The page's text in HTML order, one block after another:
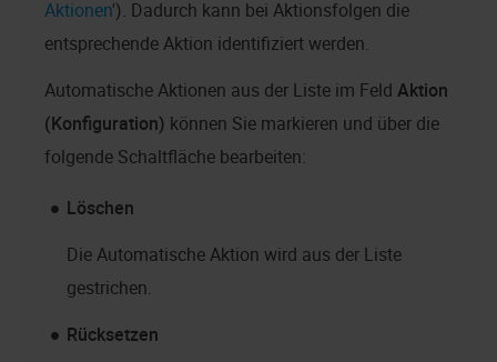
Aktionen'). Dadurch kann bei Aktionsfolgen die
entsprechende Aktion identifiziert werden.
Automatische Aktionen aus der Liste im Feld Aktion
(Konfiguration) können Sie markieren und über die
folgende Schaltfläche bearbeiten:
Löschen
Die Automatische Aktion wird aus der Liste
gestrichen.
Rücksetzen